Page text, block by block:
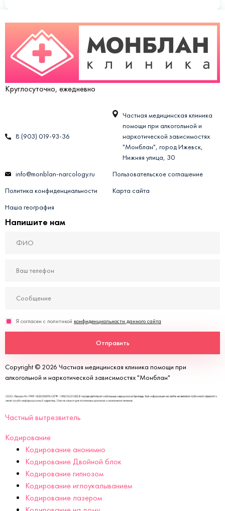
Круглосуточно, ежедневно
8 (903) 019-93-36
Частная медицинская клиника
помощи при алкогольной и
наркотической зависимостях
"Монблан", город Ижевск,
Нижняя улица, 30
info@monblan-narcology.ru
Пользовательское соглашение
Политика конфиденциальности
Карта сайта
Наша география
Напишите нам
Отправить
Я согласен с политикой конфиденциальности данного сайта
Copyright © 2026 Частная медицинская клиника помощи при
алкогольной и наркотической зависимостях "Монблан"
Частный вытрезвитель
Кодирование
Кодирование анонимно
Кодирование Двойной блок
Кодирование гипнозом
Кодирование иглоукалыванием
Кодирование лазером